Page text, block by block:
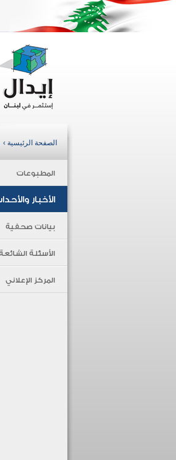
الصفحة الرئيسية ›
المطبوعات
الأخبار
بيانات صحفية
الأسئلة
المركز الإعلاني